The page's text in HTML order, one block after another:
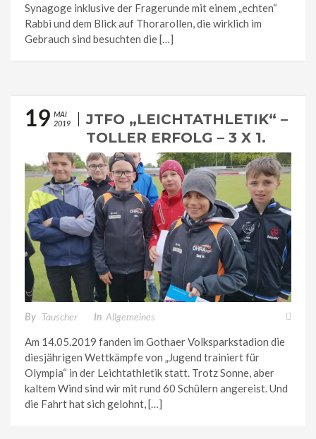
Synagoge inklusive der Fragerunde mit einem „echten“
Rabbi und dem Blick auf Thorarollen, die wirklich im
Gebrauch sind besuchten die […]
19 MAI
2019
JTFO „LEICHTATHLETIK“ –
TOLLER ERFOLG – 3 X 1.
PLÄTZE UND 3 X 2.
PLÄTZE
By Tauscher In Allgemeines
Am 14.05.2019 fanden im Gothaer Volksparkstadion die
diesjährigen Wettkämpfe von „Jugend trainiert für
Olympia“ in der Leichtathletik statt. Trotz Sonne, aber
kaltem Wind sind wir mit rund 60 Schülern angereist. Und
die Fahrt hat sich gelohnt, […]